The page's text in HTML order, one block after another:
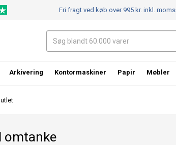
omtanke
Fri fragt ved køb over 995 kr.inkl. moms
Arkivering Kontormaskiner Papir Møbler